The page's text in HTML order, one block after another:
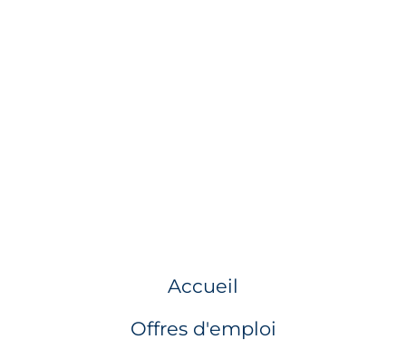
Accueil
Offres d'emploi